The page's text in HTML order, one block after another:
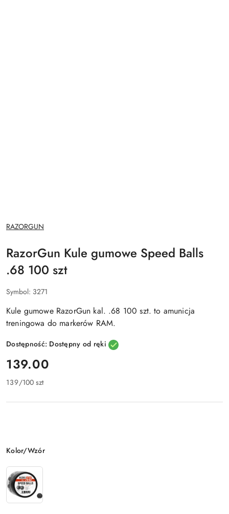
NAZWA
PRODUCENTA:
RAZORGUN
RazorGun Kule gumowe Speed Balls
.68 100 szt
Symbol: 3271
Kule gumowe RazorGun kal. .68 100 szt. to amunicja
treningowa do markerów RAM.
Dostępność: Dostępny od ręki
cena:
139.00
139/100 szt
Wariant
Kolor/Wzór